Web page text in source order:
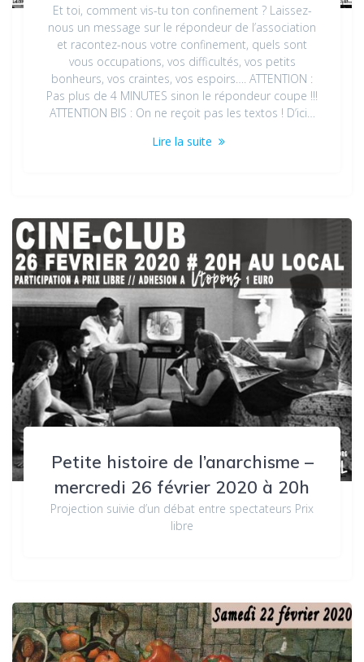
Et toi, comment vis-tu ton confinement ? Laissez-
nous un message sur le répondeur de l’association
et racontez-nous votre confinement, quels sont
vous occupations, vos difficultés, vos petits
bonheurs, vos craintes, vos espoirs…. ATTENTION :
Pas plus de 4 MINUTES sinon le répondeur coupe !!!
ATTENTION BIS : On ne reçoit pas les textos ! D’ici…
Lire la suite
Petite histoire de l’anarchisme –
mercredi 26 février 2020 à 20h
Projection suivie d’un débat entre spectateurs Prix
libre